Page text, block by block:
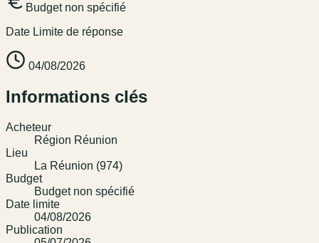
Budget non spécifié
Date Limite de réponse
04/08/2026
Informations clés
Acheteur
Région Réunion
Lieu
La Réunion (974)
Budget
Budget non spécifié
Date limite
04/08/2026
Publication